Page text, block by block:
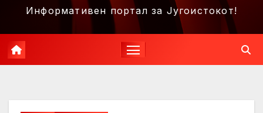
Информативен портал за Југоистокот!